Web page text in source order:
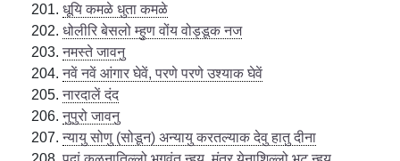
धूयि कमळे धुता कमळे
धोलीरि बेसलो म्हुण वोंय वोड्डूक नज
नमस्ते जावनु
नवें नवें आंगार घेवें, परणे परणे उश्याक घेवें
नारदालें दंद
नुपुरो जावनु
न्यायु सोणु (सोडून) अन्यायु करतल्याक देवु हातु दीना